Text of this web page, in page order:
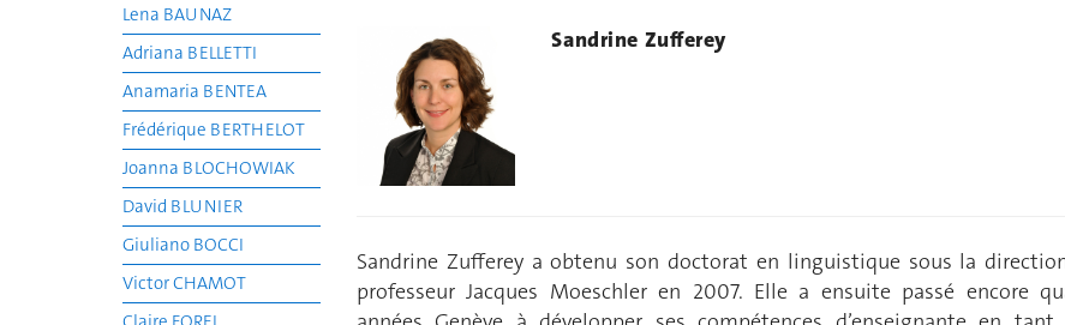
Lena BAUNAZ
Adriana BELLETTI
Anamaria BENTEA
Frédérique BERTHELOT
Joanna BLOCHOWIAK
David BLUNIER
Giuliano BOCCI
Victor CHAMOT
Sandrine Zufferey
Sandrine Zufferey a obtenu son doctorat en linguistique sous la
professeur Jacques Moeschler en 2007. Elle a ensuite passé encore